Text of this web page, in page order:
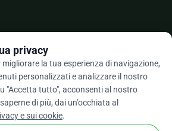
su oltre 500 recensioni
privacy
la tua esperienza di navigazione,
personalizzati e analizzare il nostro
"Accetta tutto", acconsenti al nostro
di più, dai un'occhiata al
e sui cookie.